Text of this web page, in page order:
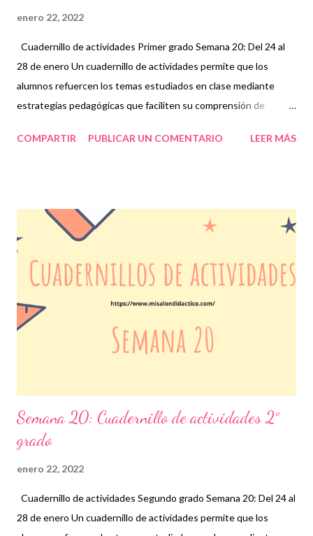
enero 22, 2022
Cuadernillo de actividades Primer grado Semana 20: Del 24 al
28 de enero Un cuadernillo de actividades permite que los
alumnos refuercen los temas estudiados en clase mediante
estrategias pedagógicas que faciliten su comprensión de
en el que se pretende trabajar con este tipo de cuadernillo. Esto
ayuden a tener un mejor desempeño escolar. Para realizar una
correcta organización de las actividades que se trabajarán
semana tras semana es necesario realizar una planeación previa
en la que se identifiquen los aprendizajes esperados dado que,
como herramientas escolares, todos estos materiales permitirán
que el docente coordine sus sesiones con los recursos que
proporcione a los alumnos contribuyendo así, el impulso a su
COMPARTIR PUBLICAR UN COMENTARIO LEER MÁS
Semana 20: Cuadernillo de actividades 2°
grado
enero 22, 2022
Cuadernillo de actividades Segundo grado Semana 20: Del 24 al
28 de enero Un cuadernillo de actividades permite que los